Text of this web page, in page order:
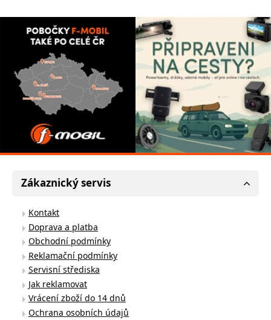
Zákaznický servis
Kontakt
Doprava a platba
Obchodní podmínky
Reklamační podmínky
Servisní střediska
Jak reklamovat
Vrácení zboží do 14 dnů
Ochrana osobních údajů